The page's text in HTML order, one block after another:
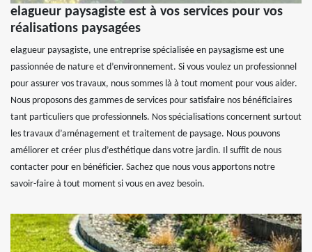
elagueur paysagiste est à vos services pour vos
réalisations paysagées
elagueur paysagiste, une entreprise spécialisée en paysagisme est une
passionnée de nature et d’environnement. Si vous voulez un professionnel
pour assurer vos travaux, nous sommes là à tout moment pour vous aider.
Nous proposons des gammes de services pour satisfaire nos bénéficiaires
tant particuliers que professionnels. Nos spécialisations concernent surtout
les travaux d’aménagement et traitement de paysage. Nous pouvons
améliorer et créer plus d’esthétique dans votre jardin. Il suffit de nous
contacter pour en bénéficier. Sachez que nous vous apportons notre
savoir-faire à tout moment si vous en avez besoin.